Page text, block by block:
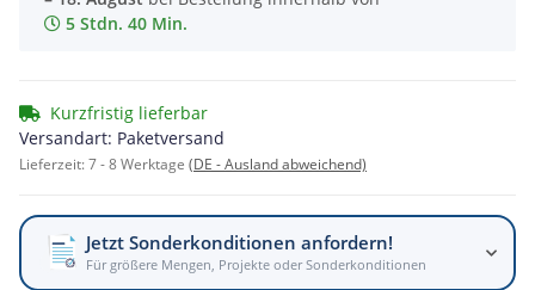
5 Stdn. 40 Min.
Kurzfristig lieferbar
Versandart: Paketversand
Lieferzeit:7 - 8 Werktage (DE - Ausland abweichend)
Jetzt Sonderkonditionen anfordern!
Für größere Mengen, Projekte oder Sonderkonditionen